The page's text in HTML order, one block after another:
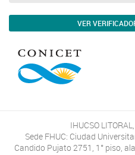
VER
IHUCSO
Sede FHUC: Ciudad
Candido Pujato 2751, 1° piso,